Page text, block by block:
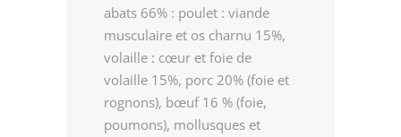
abats 66% : poulet : viande
musculaire et os charnu 15%,
volaille : cœur et foie de
volaille 15%, porc 20% (foie et
rognons), bœuf 16 % (foie,
poumons), mollusques et